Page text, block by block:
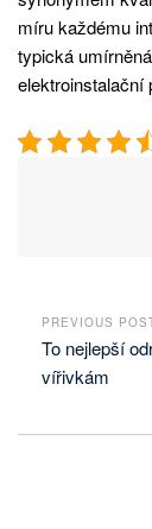
míru každému
typická
elektroinstalační
PREVIOUS
To nejlepší
vířivkám